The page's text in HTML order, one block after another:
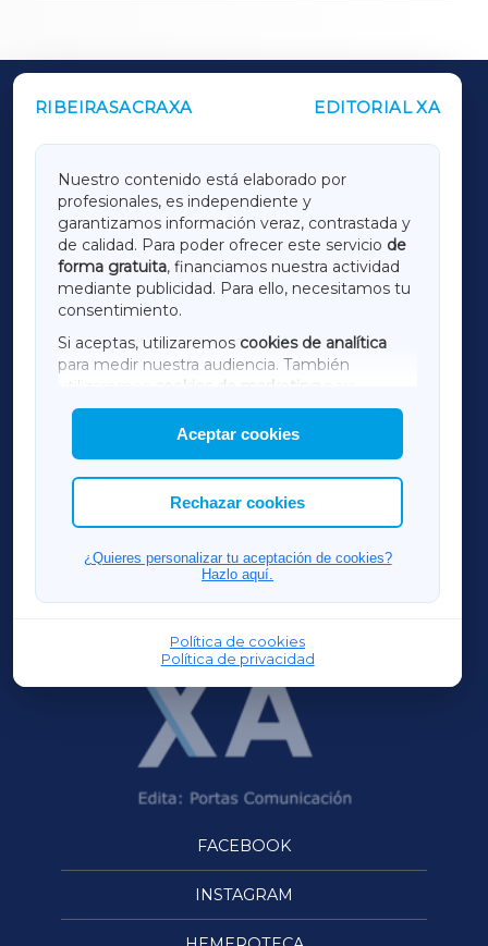
RIBEIRASACRAXA EDITORIAL XA
Nuestro contenido está elaborado por
profesionales, es independiente y
garantizamos información veraz, contrastada y
de calidad. Para poder ofrecer este servicio de
forma gratuita, financiamos nuestra actividad
mediante publicidad. Para ello, necesitamos tu
consentimiento.
Si aceptas, utilizaremos cookies de analítica
para medir nuestra audiencia. También
utilizaremos
cookies de marketing
mostrar publicidad de terceros.
Asimismo, puedes personalizar la elección de
las cookies que deseas permitir.
Aceptar cookies
Rechazar cookies
¿Quieres personalizar tu aceptación de cookies?
Hazlo aquí.
Política de cookies
Política de privacidad
OUTROS PERIÓDICOS
LUGOXA
TERRACHAXA
AMARIÑAXA
RIBEIRASACRAXA
ACORUÑAXA
FERROLXA
OURENSEXA
FACEBOOK
INSTAGRAM